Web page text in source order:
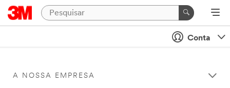
Conta
A NOSSA EMPRESA